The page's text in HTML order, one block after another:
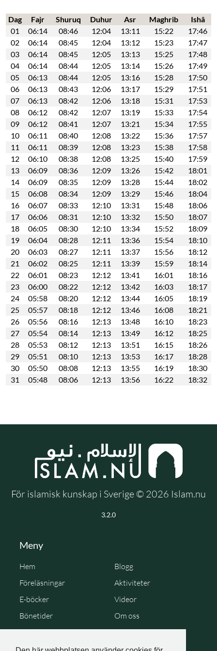
Dag Fajr Shuruq Duhur Asr Maghrib
Ishâ
01
06:14 08:46 12:04 13:11 15:22
17:46
02
06:14 08:45 12:04 13:12 15:23
17:47
03
06:14 08:45 12:05 13:13 15:25
17:48
04
06:14 08:44 12:05 13:14 15:26
17:49
05
06:13 08:44 12:05 13:16 15:28
17:50
06
06:13 08:43 12:06 13:17 15:29
17:51
07
06:13 08:42 12:06 13:18 15:31
17:53
08
06:12 08:42 12:07 13:19 15:33
17:54
09
06:12 08:41 12:07 13:21 15:34
17:55
10
06:11 08:40 12:08 13:22 15:36
17:57
11
06:11 08:39 12:08 13:23 15:38
17:58
12
06:10 08:38 12:08 13:25 15:40
17:59
13
06:09 08:36 12:09 13:26 15:42
18:01
14
06:09 08:35 12:09 13:28 15:44
18:02
15
06:08 08:34 12:09 13:29 15:46
18:04
16
06:07 08:33 12:10 13:31 15:48
18:06
17
06:06 08:31 12:10 13:32 15:50
18:07
18
06:05 08:30 12:10 13:34 15:52
18:09
19
06:04 08:28 12:11 13:36 15:54
18:10
20
06:03 08:27 12:11 13:37 15:56
18:12
21
06:02 08:25 12:11 13:39 15:59
18:14
22
06:01 08:23 12:12 13:41 16:01
18:16
23
06:00 08:22 12:12 13:42 16:03
18:17
24
05:58 08:20 12:12 13:44 16:05
18:19
25
05:57 08:18 12:12 13:46 16:08
18:21
26
05:56 08:16 12:13 13:48 16:10
18:23
27
05:54 08:14 12:13 13:49 16:12
18:25
28
05:53 08:12 12:13 13:51 16:15
18:26
29
05:51 08:10 12:13 13:53 16:17
18:28
30
05:50 08:08 12:13 13:55 16:19
18:30
31
05:48 08:06 12:13 13:56 16:22 18:32
För islamisk kunskap i Sverige © 2026 Islam.nu
3.2.0
Meny
Hem
Blogg
Föreläsningar
Aktiviteter
E-böcker
Videor
Bönetider
Om oss
Cookie Policy
Personuppgiftspolicy